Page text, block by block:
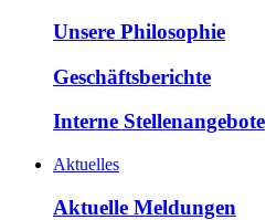
Unsere Philosophie
Geschäftsberichte
Interne Stellenangebote
Aktuelles
Aktuelle Meldungen